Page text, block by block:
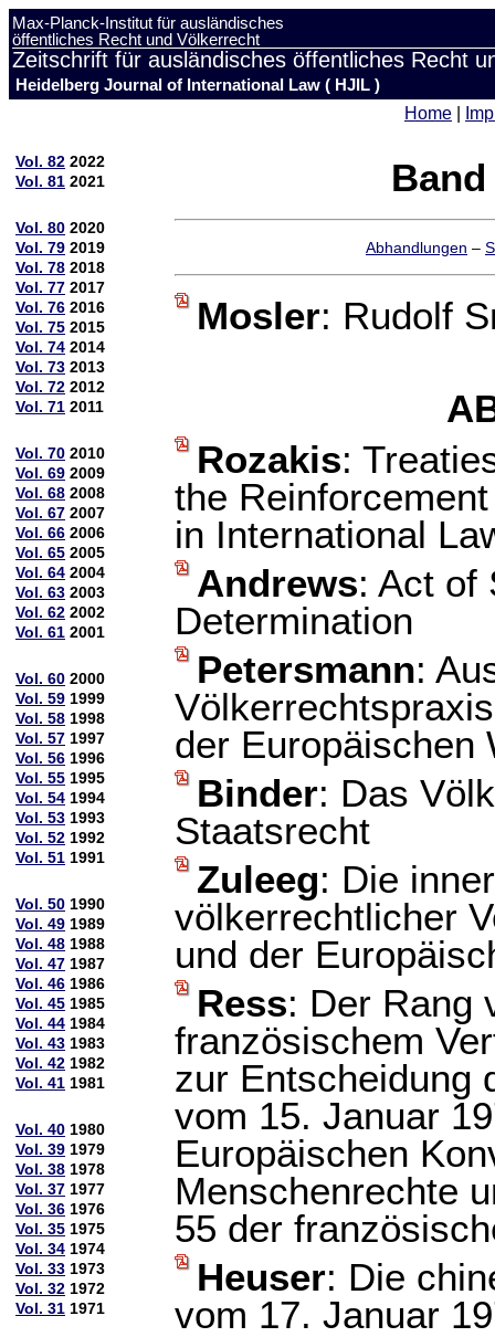
Max-Planck-Institut für ausländisches
öffentliches Recht und Völkerrecht
Zeitschrift für ausländisches öffentliches Recht
Heidelberg Journal of International Law ( HJIL )
Home
Vol. 82 2022
Vol. 81 2021
Vol. 80 2020
Vol. 79 2019
Vol. 78 2018
Vol. 77 2017
Vol. 76 2016
Vol. 75 2015
Vol. 74 2014
Vol. 73 2013
Vol. 72 2012
Vol. 71 2011
Vol. 70 2010
Vol. 69 2009
Vol. 68 2008
Vol. 67 2007
Vol. 66 2006
Vol. 65 2005
Vol. 64 2004
Vol. 63 2003
Vol. 62 2002
Vol. 61 2001
Vol. 60 2000
Vol. 59 1999
Vol. 58 1998
Vol. 57 1997
Vol. 56 1996
Vol. 55 1995
Vol. 54 1994
Vol. 53 1993
Vol. 52 1992
Vol. 51 1991
Vol. 50 1990
Vol. 49 1989
Vol. 48 1988
Vol. 47 1987
Vol. 46 1986
Vol. 45 1985
Vol. 44 1984
Vol. 43 1983
Vol. 42 1982
Vol. 41 1981
Vol. 40 1980
Vol. 39 1979
Vol. 38 1978
Vol. 37 1977
Vol. 36 1976
Vol. 35 1975
Vol. 34 1974
Vol. 33 1973
Vol. 32 1972
Vol. 31 1971
Band
Abhandlungen –
Mosler: Rudolf
Rozakis:
the
in International
Andrews: Act of
Determination
Petersmann:
der Europäischen
Binder: Das
Staatsrecht
Zuleeg: Die
völkerrechtlicher
und der
Ress: Der Rang
französischem
zur Entscheidung
vom 15. Januar
Europäischen
Menschenrechte
55 der
Heuser: Die
vom 17. Januar